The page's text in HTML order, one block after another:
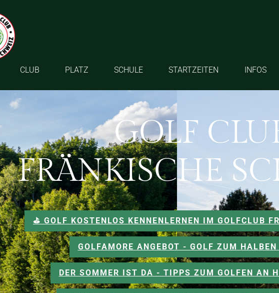
CLUB PLATZ SCHULE STARTZEITEN INFOS
GOLF
FRÄNKISCHE
⛳️ GOLF KOSTENLOS KENNENLERNEN IM GOLFCLUB
GOLFAMORE ANGEBOT - GOLF ZUM HALBEN
DER SOMMER IST DA - TIPPS ZUM GOLFEN AN